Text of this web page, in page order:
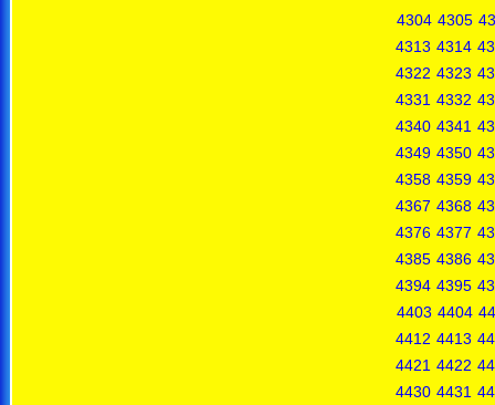
4304 4305
4313 4314
4322 4323
4331 4332
4340 4341
4349 4350
4358 4359
4367 4368
4376 4377
4385 4386
4394 4395
4403 4404
4412 4413
4421 4422
4430 4431